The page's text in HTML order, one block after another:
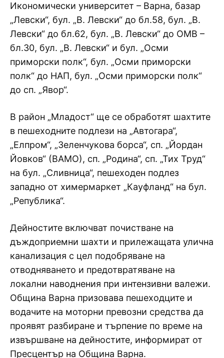
Икономически университет – Варна, базар
„Левски“, бул. „В. Левски“ до бл.58, бул. „В.
Левски“ до бл.62, бул. „В. Левски“ до ОМВ –
бл.30, бул. „В. Левски“ и бул. „Осми
приморски полк“, бул. „Осми приморски
полк“ до НАП, бул. „Осми приморски полк“
до сп. „Явор“.
В район „Младост“ ще се обработят шахтите
в пешеходните подлези на „Автогара“,
„Елпром“, „Зеленчукова борса“, сп. „Йордан
Йовков“ (ВАМО), сп. „Родина“, сп. „Тих Труд“
на бул. „Сливница“, пешеходен подлез
западно от химермаркет „Кауфланд“ на бул.
„Република“.
Дейностите включват почистване на
дъждоприемни шахти и прилежащата улична
канализация с цел подобряване на
отводняването и предотвратяване на
локални наводнения при интензивни валежи.
Община Варна призовава пешеходците и
водачите на моторни превозни средства да
проявят разбиране и търпение по време на
извършване на дейностите, информират от
Пресцентър на Община Варна.